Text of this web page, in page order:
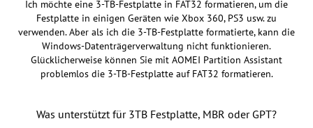
Ich möchte eine 3-TB-Festplatte in FAT32 formatieren, um die
Festplatte in einigen Geräten wie Xbox 360, PS3 usw. zu
verwenden. Aber als ich die 3-TB-Festplatte formatierte, kann die
Windows-Datenträgerverwaltung nicht funktionieren.
Glücklicherweise können Sie mit AOMEI Partition Assistant
problemlos die 3-TB-Festplatte auf FAT32 formatieren.
Was unterstützt für 3TB Festplatte, MBR oder GPT?